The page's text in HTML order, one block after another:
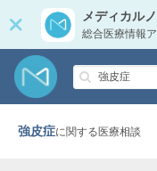
メディカル
総合医療情報
強皮症に関する医療相談